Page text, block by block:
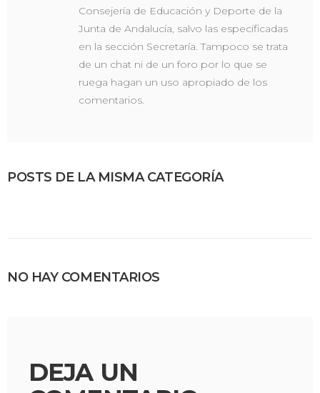
Consejería de Educación y Deporte de la
Junta de Andalucía, salvo las especificadas
en la sección Secretaría. Tampoco se trata
de un chat ni de un foro por lo que se
ruega hagan un uso apropiado de los
comentarios.
POSTS DE LA MISMA CATEGORÍA
NO HAY COMENTARIOS
DEJA UN